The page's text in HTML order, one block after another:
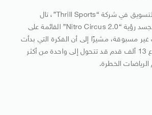
وقال كبير مسؤولي التسويق في شركة “Thrill Sports”، تال
كوبرمان، إن العرض يجسد رؤية “Nitro Circus 2.0” القائمة على
غير مسبوقة، مشيرًا إلى أن الفكرة التي بدأت
كعشاء فاخر على ارتفاع 13 ألف قدم قد تتحول إلى واحدة من أكثر
الرياضات الخطرة.